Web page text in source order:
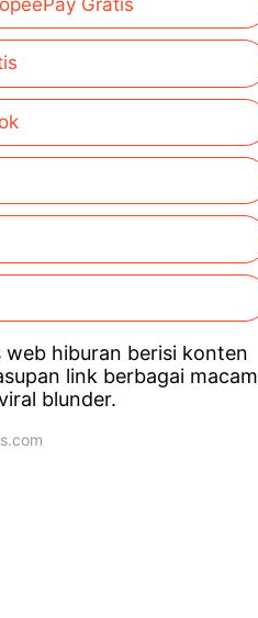
Gratis
web hiburan berisi konten
link berbagai macam
blunder.